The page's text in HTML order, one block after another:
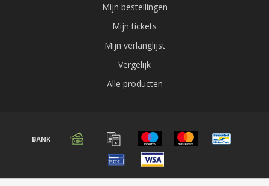
Mijn bestellingen
Mijn tickets
Mijn verlanglijst
Vergelijk
Alle producten